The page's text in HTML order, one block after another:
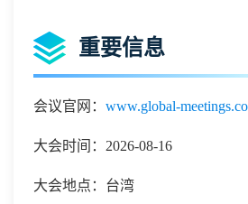
重要信息
会议官网： www.global-
大会时间：2026-08-16
大会地点：台湾